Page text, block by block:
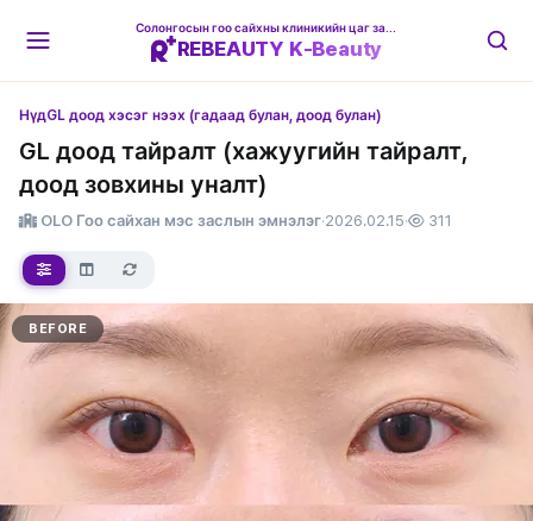
REBEAUTY K-Beauty
НүдGL доод хэсэг нээх (гадаад булан, доод булан)
GL доод тайралт (хажуугийн тайралт,
доод зовхины уналт)
OLO Гоо сайхан мэс заслын эмнэлэг·2026.02.15· 311
BEFORE